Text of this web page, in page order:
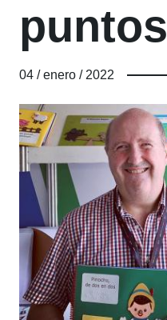
puntos
04 / enero / 2022